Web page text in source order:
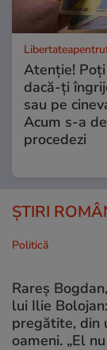
Atenție!
dacă-ți
sau pe
Acum s-a
procedezi
ȘTIRI
Politică
Rareș
lui Ilie
pregătite, din
oameni. „El